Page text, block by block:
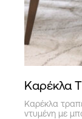
Καρέκλα Τ
Καρέκλα
ντυμένη με